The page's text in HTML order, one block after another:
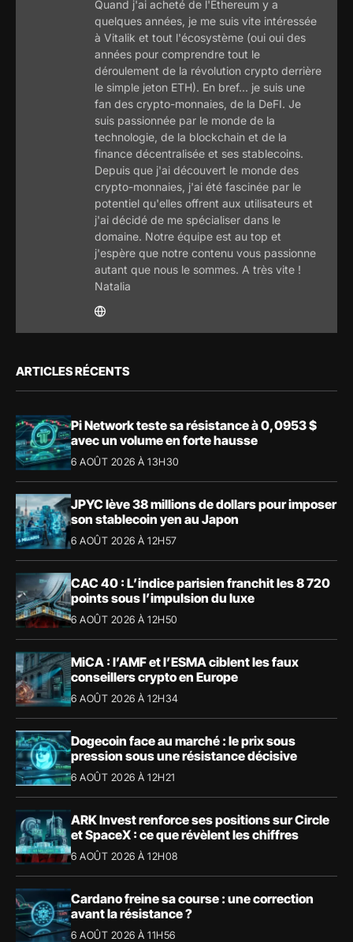
Quand j'ai acheté de l'Ethereum y a
quelques années, je me suis vite intéressée
à Vitalik et tout l'écosystème (oui oui des
années pour comprendre tout le
déroulement de la révolution crypto derrière
le simple jeton ETH). En bref... je suis une
fan des crypto-monnaies, de la DeFI. Je
suis passionnée par le monde de la
technologie, de la blockchain et de la
finance décentralisée et ses stablecoins.
Depuis que j'ai découvert le monde des
crypto-monnaies, j'ai été fascinée par le
potentiel qu'elles offrent aux utilisateurs et
j'ai décidé de me spécialiser dans le
domaine. Notre équipe est au top et
j'espère que notre contenu vous passionne
autant que nous le sommes. A très vite !
Natalia
ARTICLES RÉCENTS
Pi Network teste sa résistance à 0,0953 $
avec un volume en forte hausse
6 AOÛT 2026 À 13H30
JPYC lève 38 millions de dollars pour imposer
son stablecoin yen au Japon
6 AOÛT 2026 À 12H57
CAC 40 : L’indice parisien franchit les 8 720
points sous l’impulsion du luxe
6 AOÛT 2026 À 12H50
MiCA : l’AMF et l’ESMA ciblent les faux
conseillers crypto en Europe
6 AOÛT 2026 À 12H34
Dogecoin face au marché : le prix sous
pression sous une résistance décisive
6 AOÛT 2026 À 12H21
ARK Invest renforce ses positions sur Circle
et SpaceX : ce que révèlent les chiffres
6 AOÛT 2026 À 12H08
Cardano freine sa course : une correction
avant la résistance ?
6 AOÛT 2026 À 11H56